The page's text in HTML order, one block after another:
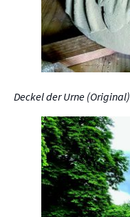
Deckel der Urne (Original)